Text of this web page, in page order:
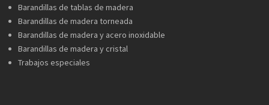
Barandillas de tablas de madera
Barandillas de madera torneada
Barandillas de madera y acero inoxidable
Barandillas de madera y cristal
Trabajos especiales